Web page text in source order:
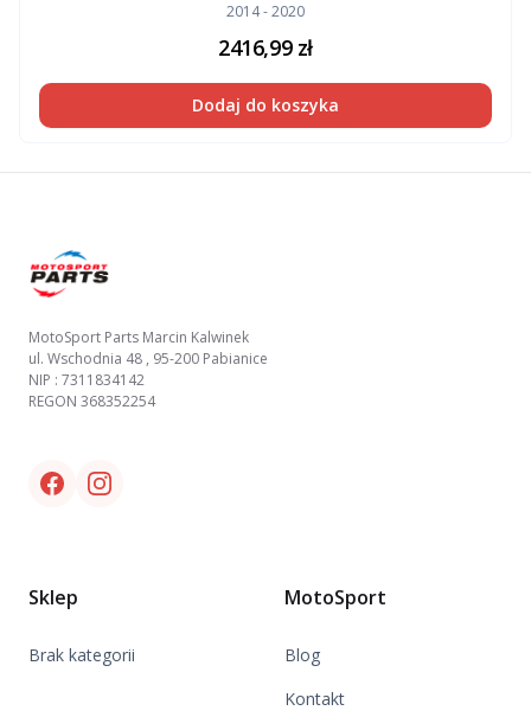
2014 - 2020
2416,99 zł
Dodaj do koszyka
MotoSport Parts Marcin Kalwinek
ul. Wschodnia 48 , 95-200 Pabianice
NIP : 7311834142
REGON 368352254
Facebook link
Instagram link
Sklep
Brak kategorii
MotoSport
Blog
Kontakt